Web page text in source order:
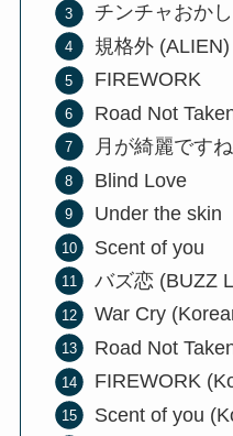
チンチャおか
規格外 (ALIEN)
FIREWORK
Road Not
月が綺麗ですね
Blind Love
Under the skin
Scent of you
バズ恋 (BUZZ
War Cry
Road Not
FIREWORK
Scent of you